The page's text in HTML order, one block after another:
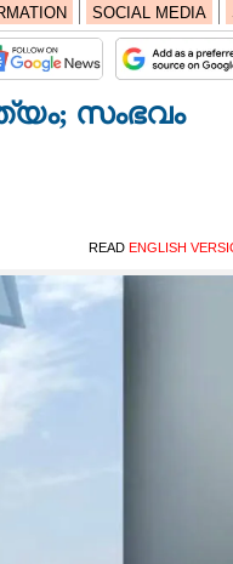
SOCIAL MEDIA
സംഭവം
READ ENGLISH